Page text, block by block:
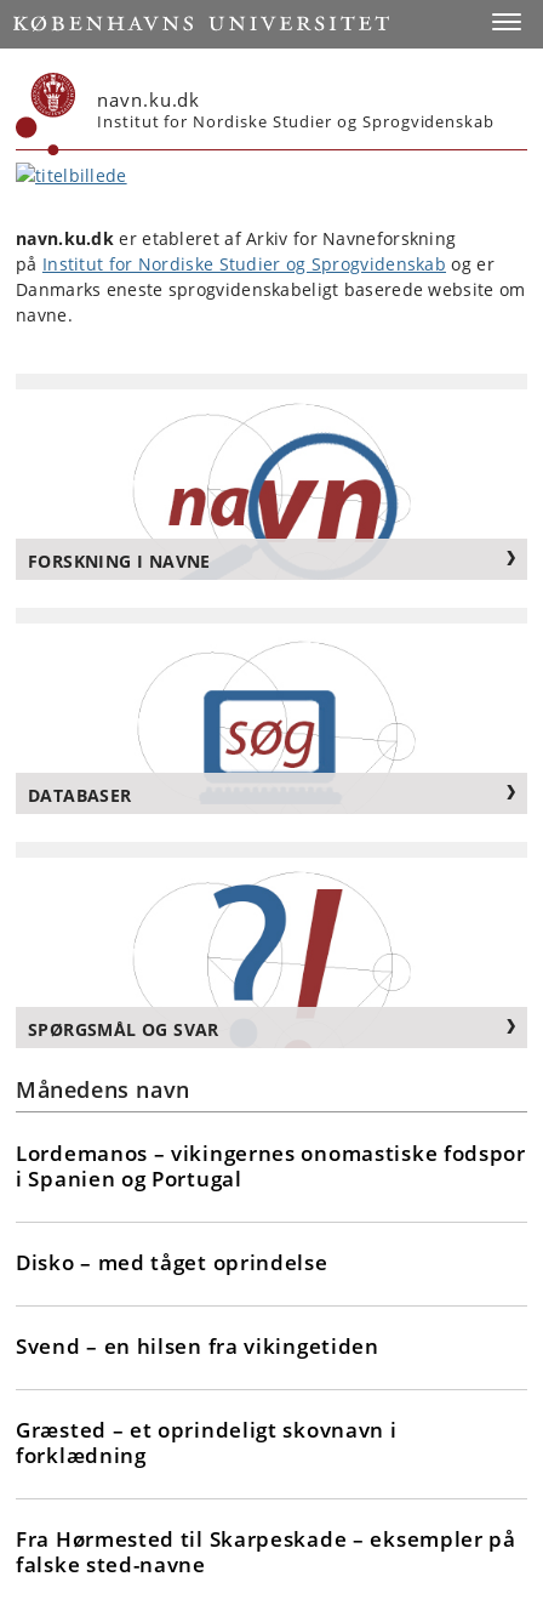
Start
navn.ku.dk
Institut for Nordiske Studier og Sprogvidenskab
navn.ku.dk er etableret af Arkiv for Navneforskning
på Institut for Nordiske Studier og Sprogvidenskab og er
Danmarks eneste sprogvidenskabeligt baserede website om
navne.
FORSKNING I NAVNE
DATABASER
SPØRGSMÅL OG SVAR
Månedens navn
Lordemanos – vikingernes onomastiske fodspor
i Spanien og Portugal
Disko – med tåget oprindelse
Svend – en hilsen fra vikingetiden
Græsted – et oprindeligt skovnavn i
forklædning
Fra Hørmested til Skarpeskade – eksempler på
falske sted-navne